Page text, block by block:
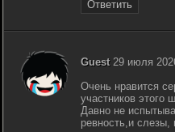
Ответить
Guest29 июля
Очень нравится
участников этого
Давно не
ревность,и слезы,